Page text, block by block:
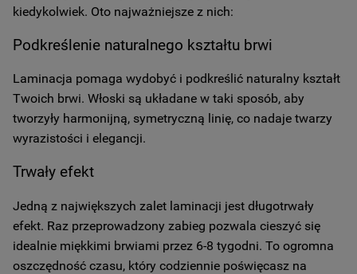
kiedykolwiek. Oto najważniejsze z nich:
Podkreślenie naturalnego kształtu brwi
Laminacja pomaga wydobyć i podkreślić naturalny kształt
Twoich brwi. Włoski są układane w taki sposób, aby
tworzyły harmonijną, symetryczną linię, co nadaje twarzy
wyrazistości i elegancji.
Trwały efekt
Jedną z największych zalet laminacji jest długotrwały
efekt. Raz przeprowadzony zabieg pozwala cieszyć się
idealnie miękkimi brwiami przez 6-8 tygodni. To ogromna
oszczędność czasu, który codziennie poświęcasz na